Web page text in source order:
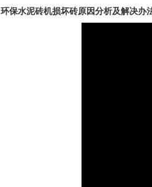
环保水泥砖机损坏砖原因分析及解决办